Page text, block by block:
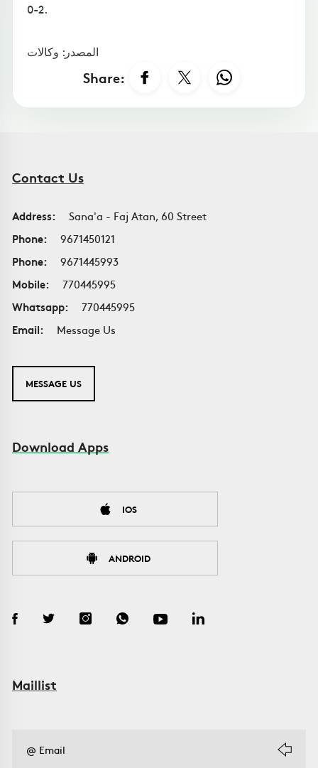
2-0.
المصدر: وكالات
Share:
Contact Us
Address:
Sana'a - Faj Atan, 60 Street
Phone:
9671450121
Phone:
9671445993
Mobile:
770445995
Whatsapp:
770445995
Email:
Message Us
MESSAGE US
Download Apps
IOS
ANDROID
Maillist